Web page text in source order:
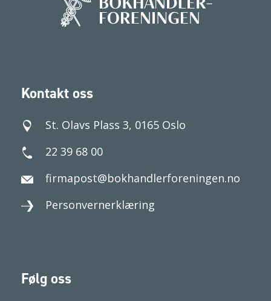
Kontakt oss
St. Olavs Plass 3, 0165 Oslo
22 39 68 00
firmapost@bokhandlerforeningen.no
Personvernerklæring
Følg oss